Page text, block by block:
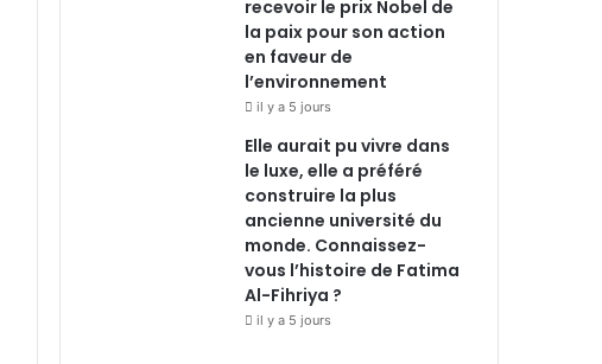
recevoir le prix Nobel de
la paix pour son action
en faveur de
l’environnement
il y a 5 jours
Elle aurait pu vivre dans
le luxe, elle a préféré
construire la plus
ancienne université du
monde. Connaissez-
vous l’histoire de Fatima
Al-Fihriya ?
il y a 5 jours